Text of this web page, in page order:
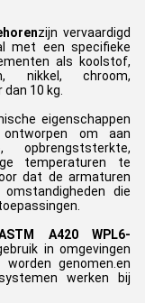
zijn vervaardigd
met een specifieke
als koolstof,
nikkel, chroom,
10 kg.
eigenschappen
om aan
temperaturen te
dat de armaturen
die
A420
WPL6-
in omgevingen
genomen.en
werken bij